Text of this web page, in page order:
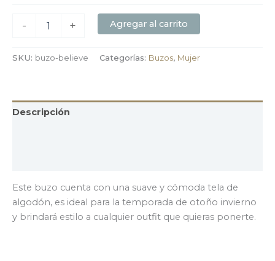
- + Agregar al carrito
SKU: buzo-believe Categorías: Buzos, Mujer
Descripción
Este buzo cuenta con una suave y cómoda tela de
algodón, es ideal para la temporada de otoño invierno
y brindará estilo a cualquier outfit que quieras ponerte.